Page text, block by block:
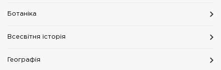
Ботаніка
Всесвітня історія
Географія